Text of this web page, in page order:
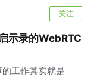
关注
示录的WebRTC
工作其实就是